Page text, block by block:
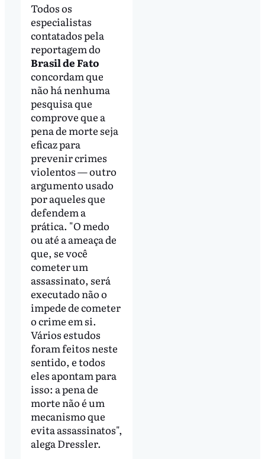
Todos os
especialistas
contatados pela
reportagem do
Brasil de Fato
concordam que
não há nenhuma
pesquisa que
comprove que a
pena de morte seja
eficaz para
prevenir crimes
violentos — outro
argumento usado
por aqueles que
defendem a
prática. "O medo
ou até a ameaça de
que, se você
cometer um
assassinato, será
executado não o
impede de cometer
o crime em si.
Vários estudos
foram feitos neste
sentido, e todos
eles apontam para
isso: a pena de
morte não é um
mecanismo que
evita assassinatos",
alega Dressler.